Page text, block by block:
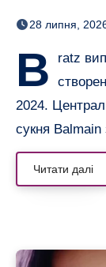
28 липня,
B
ratz
2024.
сукня
Читати далі